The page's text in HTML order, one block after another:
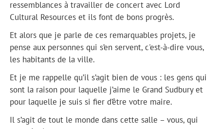
ressemblances à travailler de concert avec Lord
Cultural Resources et ils font de bons progrès.
Et alors que je parle de ces remarquables projets, je
pense aux personnes qui s’en servent, c'est-à-dire vous,
les habitants de la ville.
Et je me rappelle qu’il s’agit bien de vous : les gens qui
sont la raison pour laquelle j’aime le Grand Sudbury et
pour laquelle je suis si fier d’être votre maire.
Il s’agit de tout le monde dans cette salle – vous, qui